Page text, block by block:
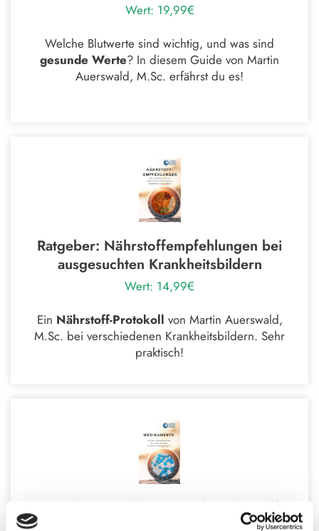
Wert: 19,99€
Welche Blutwerte sind wichtig, und was sind
gesunde Werte? In diesem Guide von Martin
Auerswald, M.Sc. erfährst du es!
Ratgeber: Nährstoffempfehlungen bei
ausgesuchten Krankheitsbildern
Wert: 14,99€
Ein Nährstoff-Protokoll von Martin Auerswald,
M.Sc. bei verschiedenen Krankheitsbildern. Sehr
praktisch!
Ratgeber: Medikamente als Nährstoff-